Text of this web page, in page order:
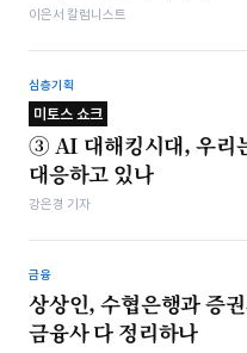
이은서 칼럼니스트
심층기획
미토스 쇼크
③ AI 대해킹시대, 우리
대응하고 있나
강은경 기자
금융
상상인, 수협은행과 증
금융사 다 정리하나